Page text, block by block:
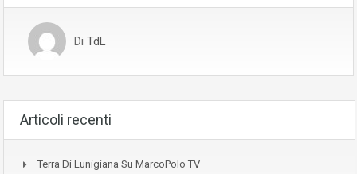
Di TdL
Articoli recenti
Terra Di Lunigiana Su MarcoPolo TV